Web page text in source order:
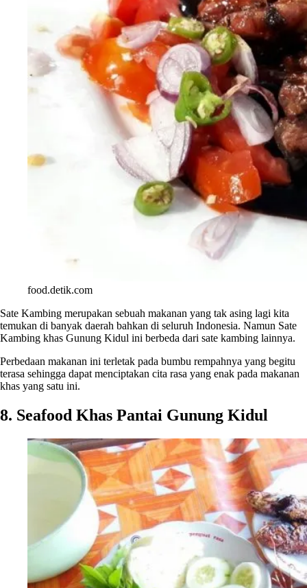
food.detik.com
Sate Kambing merupakan sebuah makanan yang tak asing lagi kita
temukan di banyak daerah bahkan di seluruh Indonesia. Namun Sate
Kambing khas Gunung Kidul ini berbeda dari sate kambing lainnya.
Perbedaan makanan ini terletak pada bumbu rempahnya yang begitu
terasa sehingga dapat menciptakan cita rasa yang enak pada makanan
khas yang satu ini.
8. Seafood Khas Pantai Gunung Kidul